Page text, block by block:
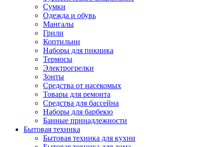
Сумки
Одежда и обувь
Мангалы
Грили
Коптильни
Наборы для пикника
Термосы
Электрогрелки
Зонты
Средства от насекомых
Товары для ремонта
Средства для бассейна
Наборы для барбекю
Банные принадлежности
Бытовая техника
Бытовая техника для кухни